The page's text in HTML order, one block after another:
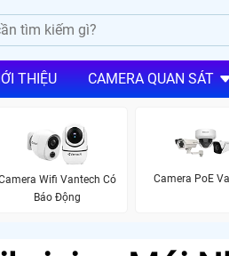
THIỆU CAMERA QUAN SÁT
Wifi Vantech Có
Báo Động
Camera PoE